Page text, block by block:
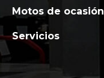
Motos de ocasión
Servicios